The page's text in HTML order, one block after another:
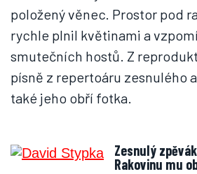
položený věnec. Prostor pod
rychle plnil květinami a
smutečních hostů. Z
písně z repertoáru zesnulého
také jeho obří fotka.
Zesnulý
Rakovinu mu